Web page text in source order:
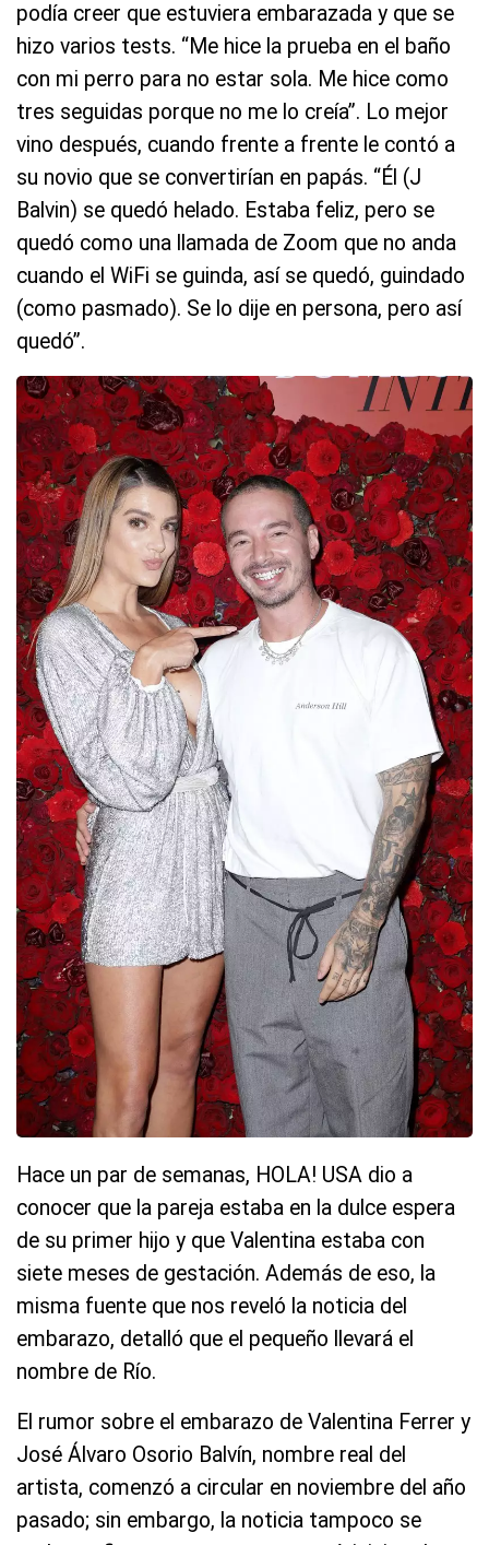
podía creer que estuviera embarazada y que se
hizo varios tests. “Me hice la prueba en el baño
con mi perro para no estar sola. Me hice como
tres seguidas porque no me lo creía”. Lo mejor
vino después, cuando frente a frente le contó a
su novio que se convertirían en papás. “Él (J
Balvin) se quedó helado. Estaba feliz, pero se
quedó como una llamada de Zoom que no anda
cuando el WiFi se guinda, así se quedó, guindado
(como pasmado). Se lo dije en persona, pero así
quedó”.
Hace un par de semanas, HOLA! USA dio a
conocer que la pareja estaba en la dulce espera
de su primer hijo y que Valentina estaba con
siete meses de gestación. Además de eso, la
misma fuente que nos reveló la noticia del
embarazo, detalló que el pequeño llevará el
nombre de Río.
El rumor sobre el embarazo de Valentina Ferrer y
José Álvaro Osorio Balvín, nombre real del
artista, comenzó a circular en noviembre del año
pasado; sin embargo, la noticia tampoco se